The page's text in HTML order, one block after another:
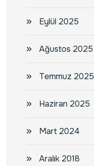
Eylül 2025
Ağustos 2025
Temmuz 2025
Haziran 2025
Mart 2024
Aralık 2018